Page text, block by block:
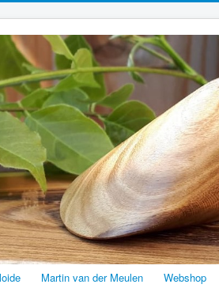
Martin van der Meulen Webshop